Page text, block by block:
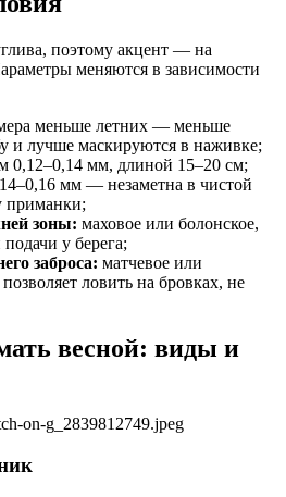
поэтому акцент — на
меняются в зависимости
меньше летних — меньше
и лучше маскируются в наживке;
0,12–0,14 мм, длиной 15–20 см;
мм — незаметна в чистой
приманки;
зоны: маховое или болонское,
у берега;
заброса: матчевое или
ловить на бровках, не
весной: виды и